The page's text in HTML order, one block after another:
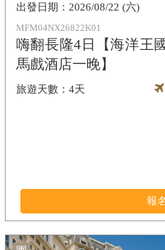
MFM04NX26822K01
嗨翻長隆4日【海洋王
馬戲酒店一晚】
4天
2026/08/22 (六)
報